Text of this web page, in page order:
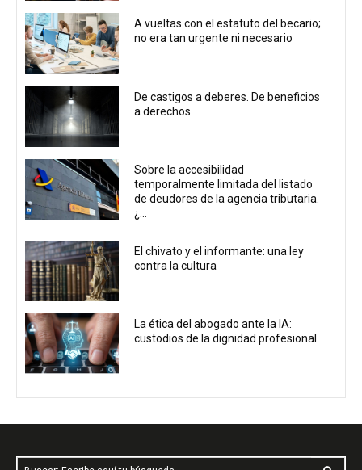
A vueltas con el estatuto del becario;
no era tan urgente ni necesario
De castigos a deberes. De beneficios
a derechos
Sobre la accesibilidad
temporalmente limitada del listado
de deudores de la agencia tributaria.
¿...
El chivato y el informante: una ley
contra la cultura
La ética del abogado ante la IA:
custodios de la dignidad profesional